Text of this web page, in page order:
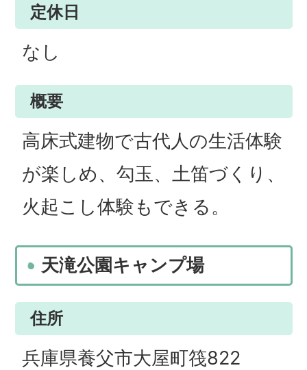
定休日
なし
概要
高床式建物で古代人の生活体験
が楽しめ、勾玉、土笛づくり、
火起こし体験もできる。
天滝公園キャンプ場
住所
兵庫県養父市大屋町筏822